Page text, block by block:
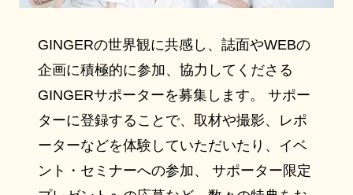
GINGERの世界観に共感し、誌面やWEBの
企画に積極的に参加、協力してくださる
GINGERサポーターを募集します。 サポー
ターに登録することで、取材や撮影、レポ
ーターなどを体験していただいたり、イベ
ント・セミナーへの参加、 サポーター限定